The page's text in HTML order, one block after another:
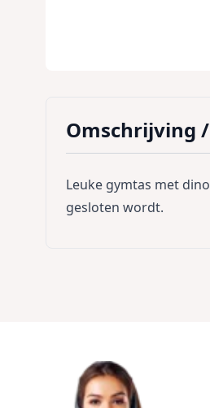
Omschrijving /
Leuke gymtas met
gesloten wordt.